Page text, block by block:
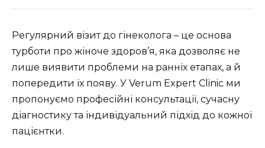
Регулярний візит до гінеколога – це основа
турботи про жіноче здоров’я, яка дозволяє не
лише виявити проблеми на ранніх етапах, а й
попередити їх появу. У Verum Expert Clinic ми
пропонуємо професійні консультації, сучасну
діагностику та індивідуальний підхід до кожної
пацієнтки.